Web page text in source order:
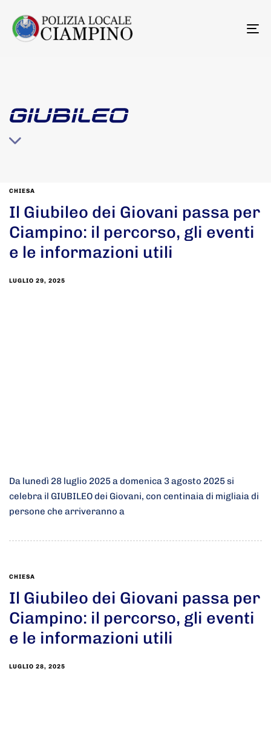
GIUBILEO
CHIESA
Il Giubileo dei Giovani passa per
Ciampino: il percorso, gli eventi
e le informazioni utili
LUGLIO 29, 2025
Da lunedì 28 luglio 2025 a domenica 3 agosto 2025 si
celebra il GIUBILEO dei Giovani, con centinaia di migliaia di
persone che arriveranno a
CHIESA
Il Giubileo dei Giovani passa per
Ciampino: il percorso, gli eventi
e le informazioni utili
LUGLIO 28, 2025